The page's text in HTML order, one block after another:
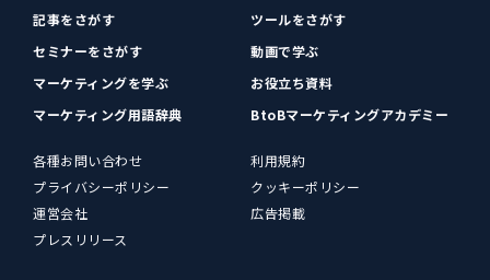
記事をさがす
ツールをさがす
セミナーをさがす
動画で学ぶ
マーケティングを学ぶ
お役立ち資料
マーケティング用語辞典
BtoBマーケティングアカデミー
各種お問い合わせ
利用規約
プライバシーポリシー
クッキーポリシー
運営会社
広告掲載
プレスリリース